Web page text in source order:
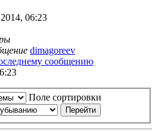
06:23
dimagoreev
Поле сортировки